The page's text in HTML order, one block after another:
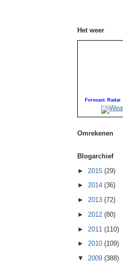
Het weer
Forecast Radar
Omrekenen
Blogarchief
► 2015 (29)
► 2014 (36)
► 2013 (72)
► 2012 (80)
► 2011 (110)
► 2010 (109)
▼ 2009 (388)